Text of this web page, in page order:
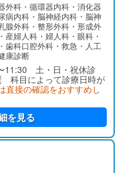
外科・循環器内科・消化器
病内科・脳神経内科・脳神
腺外科・整形外科・形成外
婦人科・婦人科・眼科・
歯科口腔外科・救急・人工
康診断
11:30 土・日・祝休診
科目によって診療日時が
直接の確認をおすすめし
を見る